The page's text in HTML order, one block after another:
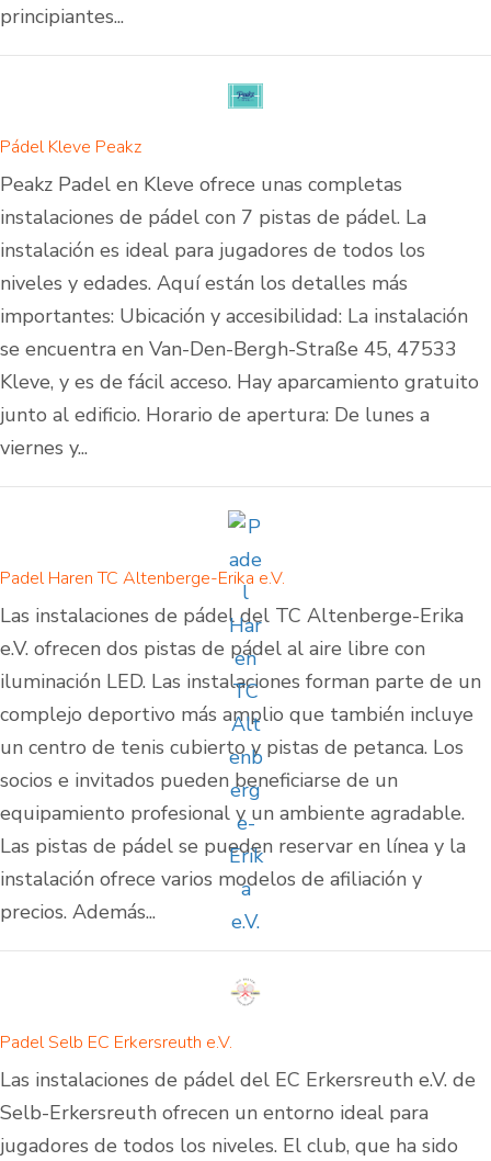
principiantes...
Pádel Kleve Peakz
Peakz Padel en Kleve ofrece unas completas
instalaciones de pádel con 7 pistas de pádel. La
instalación es ideal para jugadores de todos los
niveles y edades. Aquí están los detalles más
importantes: Ubicación y accesibilidad: La instalación
se encuentra en Van-Den-Bergh-Straße 45, 47533
Kleve, y es de fácil acceso. Hay aparcamiento gratuito
junto al edificio. Horario de apertura: De lunes a
viernes y...
Padel Haren TC Altenberge-Erika e.V.
Las instalaciones de pádel del TC Altenberge-Erika
e.V. ofrecen dos pistas de pádel al aire libre con
iluminación LED. Las instalaciones forman parte de un
complejo deportivo más amplio que también incluye
un centro de tenis cubierto y pistas de petanca. Los
socios e invitados pueden beneficiarse de un
equipamiento profesional y un ambiente agradable.
Las pistas de pádel se pueden reservar en línea y la
instalación ofrece varios modelos de afiliación y
precios. Además...
Padel Selb EC Erkersreuth e.V.
Las instalaciones de pádel del EC Erkersreuth e.V. de
Selb-Erkersreuth ofrecen un entorno ideal para
jugadores de todos los niveles. El club, que ha sido